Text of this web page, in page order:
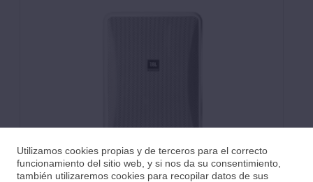
Utilizamos cookies propias y de terceros para el correcto
funcionamiento del sitio web, y si nos da su consentimiento,
también utilizaremos cookies para recopilar datos de sus